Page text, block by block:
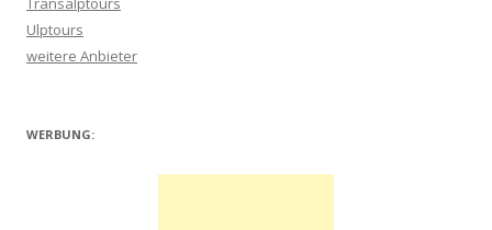
Ulptours
weitere Anbieter
WERBUNG: